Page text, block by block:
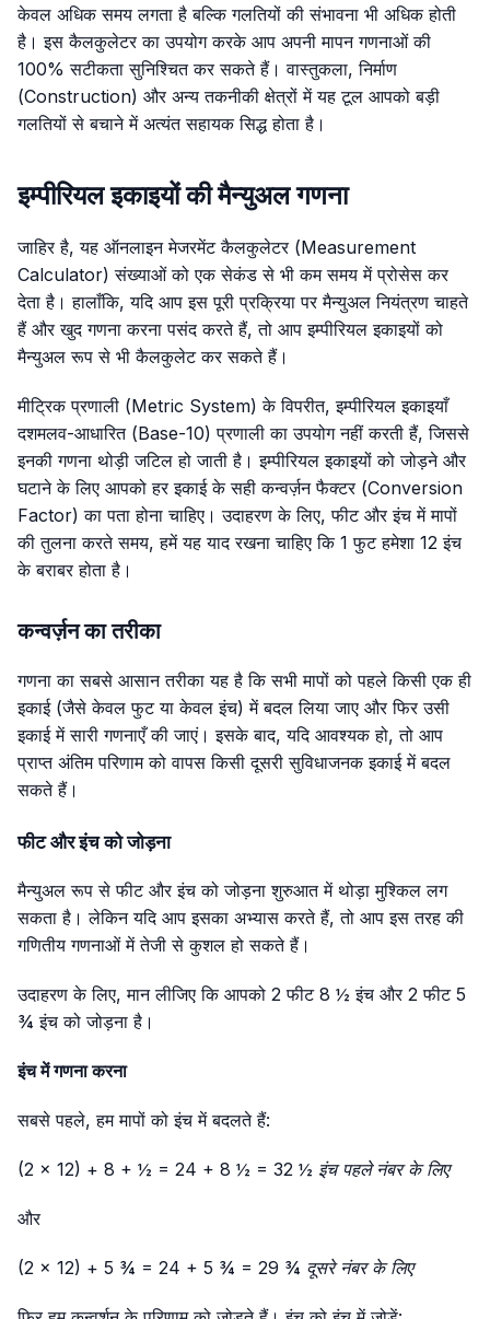
केवल अधिक समय लगता है बल्कि गलतियों की संभावना भी अधिक होती
है। इस कैलकुलेटर का उपयोग करके आप अपनी मापन गणनाओं की
100% सटीकता सुनिश्चित कर सकते हैं। वास्तुकला, निर्माण
(Construction) और अन्य तकनीकी क्षेत्रों में यह टूल आपको बड़ी
गलतियों से बचाने में अत्यंत सहायक सिद्ध होता है।
इम्पीरियल इकाइयों की मैन्युअल गणना
जाहिर है, यह ऑनलाइन मेजरमेंट कैलकुलेटर (Measurement
Calculator) संख्याओं को एक सेकंड से भी कम समय में प्रोसेस कर
देता है। हालाँकि, यदि आप इस पूरी प्रक्रिया पर मैन्युअल नियंत्रण चाहते
हैं और खुद गणना करना पसंद करते हैं, तो आप इम्पीरियल इकाइयों को
मैन्युअल रूप से भी कैलकुलेट कर सकते हैं।
मीट्रिक प्रणाली (Metric System) के विपरीत, इम्पीरियल इकाइयाँ
दशमलव-आधारित (Base-10) प्रणाली का उपयोग नहीं करती हैं, जिससे
इनकी गणना थोड़ी जटिल हो जाती है। इम्पीरियल इकाइयों को जोड़ने और
घटाने के लिए आपको हर इकाई के सही कन्वर्ज़न फैक्टर (Conversion
Factor) का पता होना चाहिए। उदाहरण के लिए, फीट और इंच में मापों
की तुलना करते समय, हमें यह याद रखना चाहिए कि 1 फुट हमेशा 12 इंच
के बराबर होता है।
कन्वर्ज़न का तरीका
गणना का सबसे आसान तरीका यह है कि सभी मापों को पहले किसी एक ही
इकाई (जैसे केवल फुट या केवल इंच) में बदल लिया जाए और फिर उसी
इकाई में सारी गणनाएँ की जाएं। इसके बाद, यदि आवश्यक हो, तो आप
प्राप्त अंतिम परिणाम को वापस किसी दूसरी सुविधाजनक इकाई में बदल
सकते हैं।
फीट और इंच को जोड़ना
मैन्युअल रूप से फीट और इंच को जोड़ना शुरुआत में थोड़ा मुश्किल लग
सकता है। लेकिन यदि आप इसका अभ्यास करते हैं, तो आप इस तरह की
गणितीय गणनाओं में तेजी से कुशल हो सकते हैं।
उदाहरण के लिए, मान लीजिए कि आपको 2 फीट 8 ½ इंच और 2 फीट 5
¾ इंच को जोड़ना है।
इंच में गणना करना
सबसे पहले, हम मापों को इंच में बदलते हैं:
(2 × 12) + 8 + ½ = 24 + 8 ½ = 32 ½ इंच पहले नंबर के लिए
और
(2 × 12) + 5 ¾ = 24 + 5 ¾ = 29 ¾ दूसरे नंबर के लिए